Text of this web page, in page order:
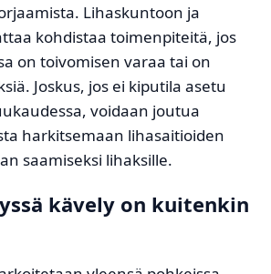
Lihaskuntoon ja
kohdistaa toimenpiteitä, jos
on toivomisen varaa tai on
Joskus, jos ei kiputila asetu
voidaan joutua
harkitsemaan lihasaitioiden
saamiseksi lihaksille.
kävely on kuitenkin